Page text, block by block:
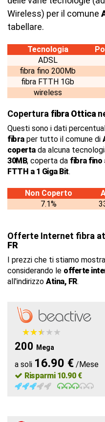
Wireless) per il comune
tabellare.
Tecnologia
ADSL
fibra fino 200Mb
fibra FTTH 1Gb
wireless
Copertura fibra Ottica
Questi sono i dati
fibraper tutto il comune di
copertada alcuna
30MB, coperta da fibra fino
FTTH a 1 Giga Bit.
Non Coperto
7.1%
Offerte Internet fibra
FR
I prezzi che ti stiamo
considerando le offerte
all'indirizzo Atina, FR.
★★★★★
★★★★★
200 Mega
a soli 16.90 € /Mese
Risparmi 10.90 €